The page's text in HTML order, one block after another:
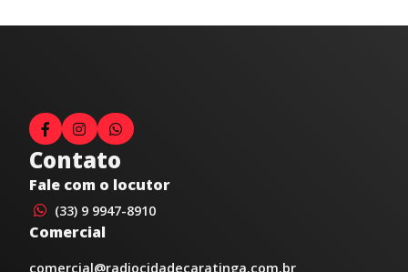
Contato
Fale com o locutor
(33) 9 9947-8910
Comercial
comercial@radiocidadecaratinga.com.br